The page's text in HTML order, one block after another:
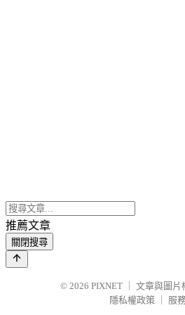
推薦文章
關閉搜尋
© 2026 PIXNET
文章與圖片
隱私權政策
服